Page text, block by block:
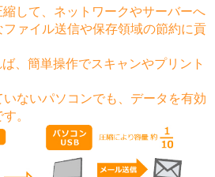
して、ネットワークやサーバーへ
ァイル送信や保存領域の節約に貢
、簡単操作でスキャンやプリント
ないパソコンでも、データを有効
。